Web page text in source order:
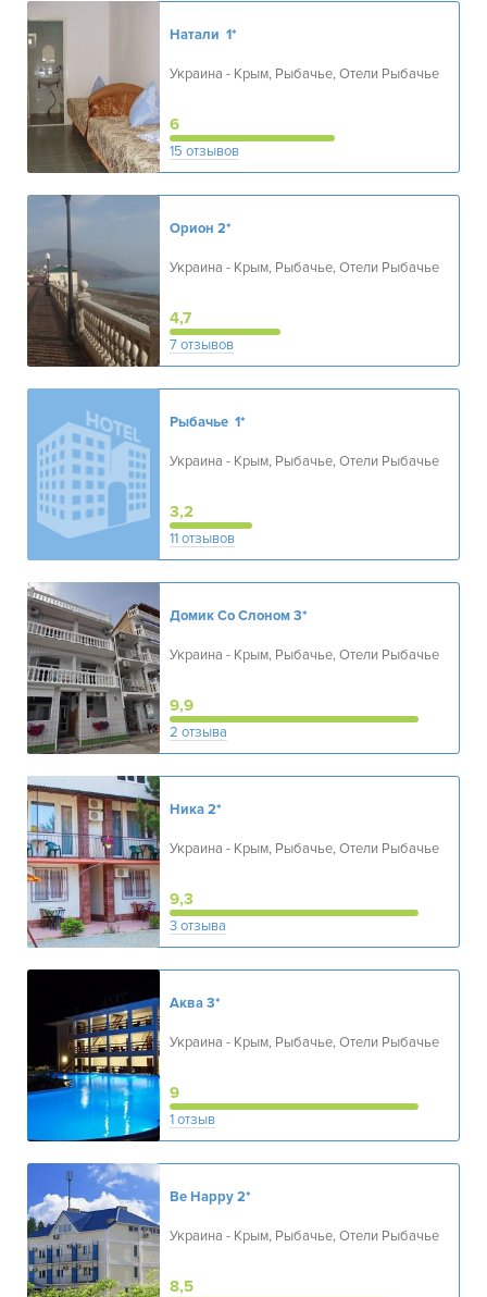
Натали 1*
Украина - Крым, Рыбачье, Отели Рыбачье
6
15 отзывов
Орион 2*
Украина - Крым, Рыбачье, Отели Рыбачье
4,7
7 отзывов
Рыбачье 1*
Украина - Крым, Рыбачье, Отели Рыбачье
3,2
11 отзывов
Домик Со Слоном3*
Украина - Крым, Рыбачье, Отели Рыбачье
9,9
2 отзыва
Ника2*
Украина - Крым, Рыбачье, Отели Рыбачье
9,3
3 отзыва
Аква3*
Украина - Крым, Рыбачье, Отели Рыбачье
9
1 отзыв
Be Happy2*
Украина - Крым, Рыбачье, Отели Рыбачье
8,5